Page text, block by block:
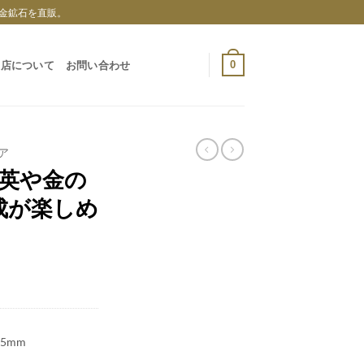
石を直販。
について お問い合わせ 0
や金の
が楽しめ